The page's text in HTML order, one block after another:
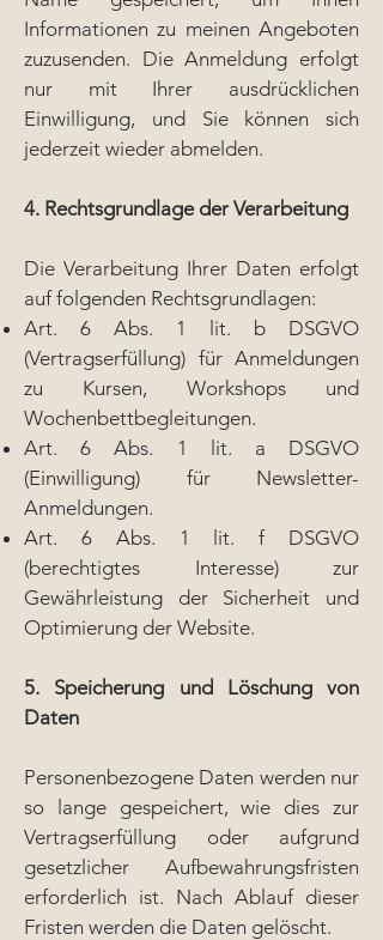
Informationen zu meinen Angeboten
zuzusenden. Die Anmeldung erfolgt
nur mit Ihrer ausdrücklichen
Einwilligung, und Sie können sich
jederzeit wieder abmelden.
4. Rechtsgrundlage der Verarbeitung
Die Verarbeitung Ihrer Daten erfolgt
auf folgenden Rechtsgrundlagen:
Art. 6 Abs. 1 lit. b DSGVO
(Vertragserfüllung) für Anmeldungen
zu Kursen, Workshops und
Wochenbettbegleitungen.
Art. 6 Abs. 1 lit. a DSGVO
(Einwilligung) für Newsletter-
Anmeldungen.
Art. 6 Abs. 1 lit. f DSGVO
(berechtigtes Interesse) zur
Gewährleistung der Sicherheit und
Optimierung der Website.
5. Speicherung und Löschung von
Daten
Personenbezogene Daten werden nur
so lange gespeichert, wie dies zur
Vertragserfüllung oder aufgrund
gesetzlicher Aufbewahrungsfristen
erforderlich ist. Nach Ablauf dieser
Fristen werden die Daten gelöscht.